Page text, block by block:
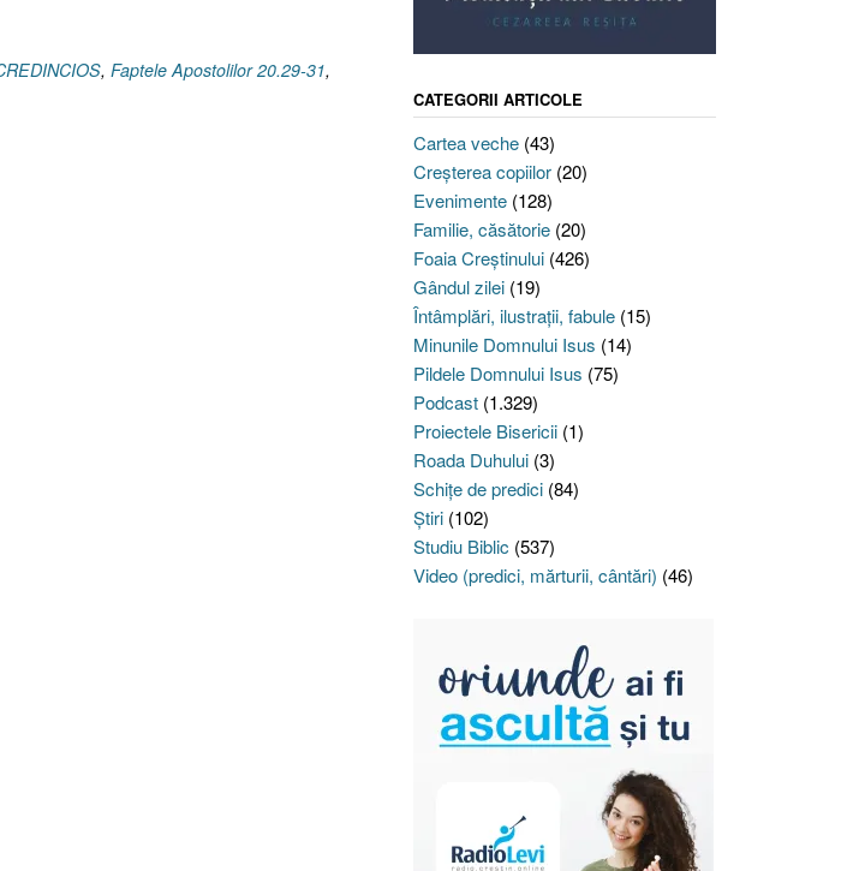
, Faptele Apostolilor 20.29-31,
CATEGORII ARTICOLE
Cartea veche(43)
Creşterea copiilor(20)
Evenimente(128)
Familie, căsătorie(20)
Foaia Creştinului(426)
Gândul zilei(19)
Întâmplări, ilustraţii, fabule(15)
Minunile Domnului Isus (14)
Pildele Domnului Isus (75)
Podcast(1.329)
Proiectele Bisericii(1)
Roada Duhului(3)
Schiţe de predici(84)
Ştiri(102)
Studiu Biblic (537)
Video (predici, mărturii, cântări) (46)